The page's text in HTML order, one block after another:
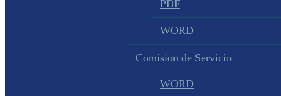
PDF
WORD
Comision de Servicio
WORD